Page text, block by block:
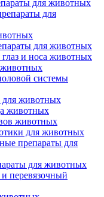
для животных
для
для животных
и носа животных
системы
животных
животных
животных
для животных
препараты для
для животных
перевязочный